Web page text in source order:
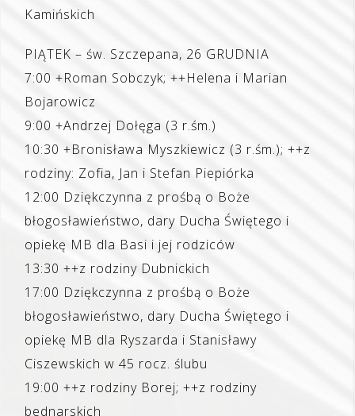
Kamińskich
PIĄTEK – św. Szczepana, 26 GRUDNIA
7:00 +Roman Sobczyk; ++Helena i Marian
Bojarowicz
9:00 +Andrzej Dołęga (3 r.śm.)
10:30 +Bronisława Myszkiewicz (3 r.śm.); ++z
rodziny: Zofia, Jan i Stefan Piepiórka
12:00 Dziękczynna z prośbą o Boże
błogosławieństwo, dary Ducha Świętego i
opiekę MB dla Basi i jej rodziców
13:30 ++z rodziny Dubnickich
17:00 Dziękczynna z prośbą o Boże
błogosławieństwo, dary Ducha Świętego i
opiekę MB dla Ryszarda i Stanisławy
Ciszewskich w 45 rocz. ślubu
19:00 ++z rodziny Borej; ++z rodziny
bednarskich